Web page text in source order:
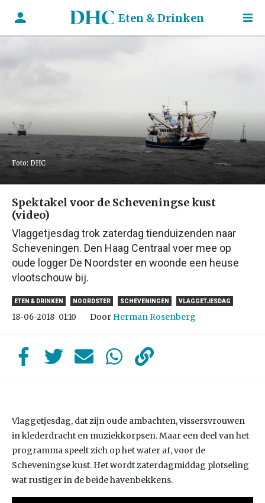
Eten & Drinken
Foto: DHC
Spektakel voor de Scheveningse kust
(video)
Vlaggetjesdag trok zaterdag tienduizenden naar
Scheveningen. Den Haag Centraal voer mee op
oude logger De Noordster en woonde een heuse
vlootschouw bij.
ETEN & DRINKEN NOORDSTER SCHEVENINGEN VLAGGETJESDAG
18-06-2018 01:10 Door Herman Rosenberg
Vlaggetjesdag, dat zijn oude ambachten, vissersvrouwen
in klederdracht en muziekkorpsen. Maar een deel van het
programma speelt zich op het water af, voor de
Scheveningse kust. Het wordt zaterdagmiddag plotseling
wat rustiger in de beide havenbekkens.